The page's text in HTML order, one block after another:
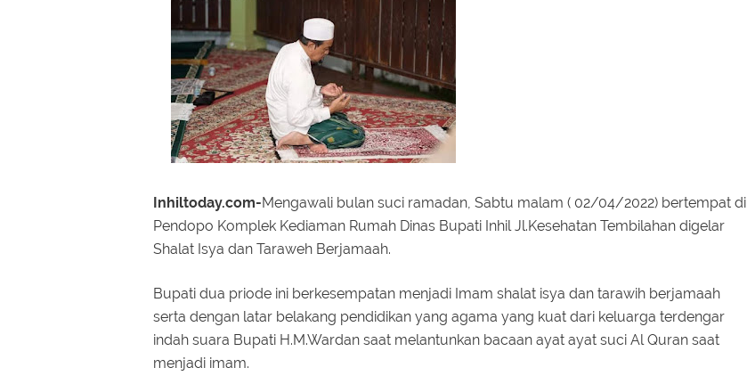
Inhiltoday.com-Mengawali bulan suci ramadan, Sabtu malam ( 02/04/2022) bertempat di
Pendopo Komplek Kediaman Rumah Dinas Bupati Inhil Jl.Kesehatan Tembilahan digelar
Shalat Isya dan Taraweh Berjamaah.
Bupati dua priode ini berkesempatan menjadi Imam shalat isya dan tarawih berjamaah
serta dengan latar belakang pendidikan yang agama yang kuat dari keluarga terdengar
indah suara Bupati H.M.Wardan saat melantunkan bacaan ayat ayat suci Al Quran saat
menjadi imam.